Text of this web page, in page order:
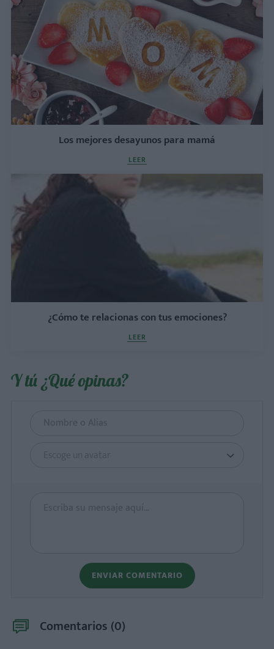
Los mejores desayunos para mamá
LEER
¿Cómo te relacionas con tus emociones?
LEER
Y tú ¿Qué opinas?
Escoge un avatar
ENVIAR COMENTARIO
Comentarios (0)